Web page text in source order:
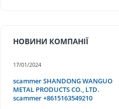
НОВИНИ КОМПАНІЇ
17/01/2024
scammer SHANDONG WANGUO
METAL PRODUCTS CO., LTD.
scammer +8615163549210